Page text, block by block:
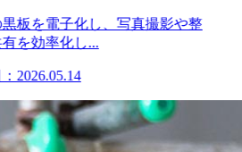
板を電子化し、写真撮影や整
を効率化し...
2026.05.14